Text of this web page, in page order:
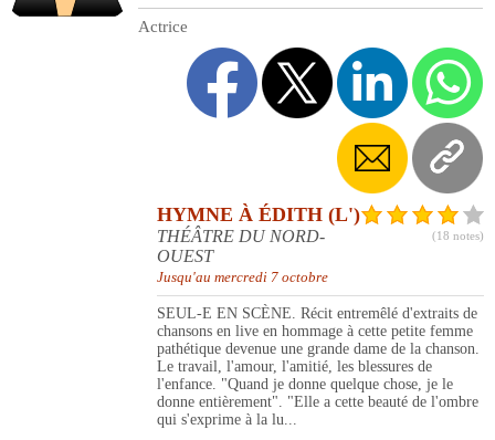
Actrice
(18 notes)
HYMNE À ÉDITH (L')
THÉÂTRE DU NORD-
OUEST
Jusqu'au mercredi 7 octobre
SEUL-E EN SCÈNE. Récit entremêlé d'extraits de
chansons en live en hommage à cette petite femme
pathétique devenue une grande dame de la chanson.
Le travail, l'amour, l'amitié, les blessures de
l'enfance. "Quand je donne quelque chose, je le
donne entièrement". "Elle a cette beauté de l'ombre
qui s'exprime à la lu...